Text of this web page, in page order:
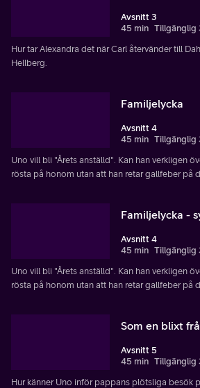
Avsnitt 3
45 min Tillgänglig
Hur tar Alexandra det när Carl återvänder till
Hellberg.
Familjelycka
Avsnitt 4
45 min Tillgänglig
Uno vill bli "Årets anställd". Kan han verkligen
rösta på honom utan att han retar gallfeber på
Familjelycka -
Avsnitt 4
45 min Tillgänglig
Uno vill bli "Årets anställd". Kan han verkligen
rösta på honom utan att han retar gallfeber på
Som en blixt
Avsnitt 5
45 min Tillgänglig
Hur känner Uno inför pappans plötsliga besök